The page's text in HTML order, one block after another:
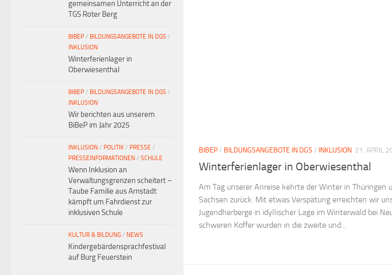
BIBEP/ BILDUNGSANGEBOTE IN DGS / INKLUSION 21. APRIL
Winterferienlager in Oberwiesenthal
Am Tag unserer Anreise kehrte der Winter in Thüringen
Sachsen zurück. Mit etwas Verspätung erreichten wir
Jugendherberge in idyllischer Lage im Winterwald bei
schweren Koffer wurden in die zweite und...
gemeinsamen Unterricht an der
TGS Roter Berg
BIBEP / BILDUNGSANGEBOTE IN DGS /
INKLUSION
Winterferienlager in
Oberwiesenthal
BIBEP / BILDUNGSANGEBOTE IN DGS /
INKLUSION
Wir berichten aus unserem
BiBeP im Jahr 2025
INKLUSION / POLITIK / PRESSE /
PRESSEINFORMATIONEN / SCHULE
Wenn Inklusion an
Verwaltungsgrenzen scheitert –
Taube Familie aus Arnstadt
kämpft um Fahrdienst zur
inklusiven Schule
KULTUR & BILDUNG / NEWS
Kindergebärdensprachfestival
auf Burg Feuerstein